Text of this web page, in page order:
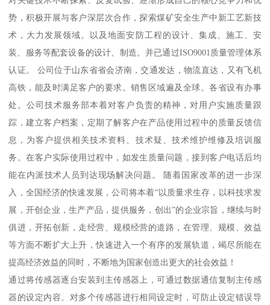
势，积极开展与客户深层次合作，探索煤矿安全生产中新工艺新技
术，大力发展领域。以及地面安防工程的设计、集成、施工、安
装、服务等配套设备的设计、制造。并已通过ISO9001质量管理体系
认证。 公司位于山东省省会济南，交通发达，物流直达，又有飞机
高铁，能及时满足客户的要求。销售区域遍及全球。各省设有办事
处。公司技术服务部本着对客户负责的精神，对用户实施质量跟
踪，建立客户档案，定期了解客户在产品使用过程中的质量反馈信
息，为客户提供相关技术资料、技术疑、技术维护维修及培训服
务。在客户实际使用过程中，如发生质量问题，接到客户电话后均
能在内派技术人员到达现场解决问题。 随着国家改革的进一步深
入，全国经济的快速发展，公司将本着“以质量求生存，以科技求发
展，开创企业，生产产品，提供服务，创出”的企业宗旨，继续与时
俱进，开拓创新，走经营、规模经营的道路，在管理、规模、效益
等方面不断扩大上升，快速进入一个有序的发展轨道，竭尽所能在
提高经济效益的同时，不断地为国家创造出更大的社会效益！
通过将传感器逐台安装到主传感器上，可通过数据通信复制主传感
器的设定内容。对多个传感器进行相同设定时，可防止设定错误导